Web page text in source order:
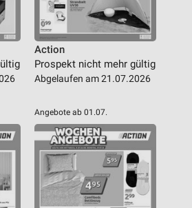
Action
Prospekt nicht mehr gültig
Abgelaufen am 21.07.2026
Angebote ab 01.07.